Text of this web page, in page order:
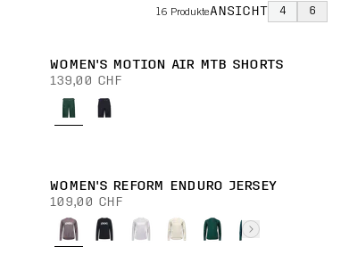
16 ProdukteANSICHT 4 6
WOMEN'S MOTION AIR MTB SHORTS
139,00 CHF
WOMEN'S REFORM ENDURO JERSEY
109,00 CHF